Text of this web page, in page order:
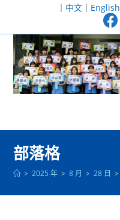
至
｜ 中文｜ English
部落格
> 2025 年 > 8 月 > 28 日 >